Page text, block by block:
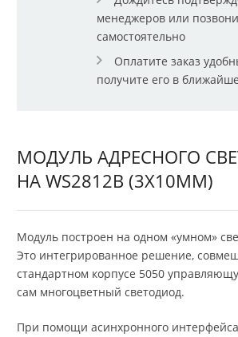
менеджеров или
самостоятельно
Оплатите заказ
получите его в
МОДУЛЬ АДРЕСНОГО
НА WS2812B (3X10ММ)
Модуль построен на одном «умном»
Это интегрированное решение,
стандартном корпусе 5050
сам многоцветный светодиод.
При помощи асинхронного